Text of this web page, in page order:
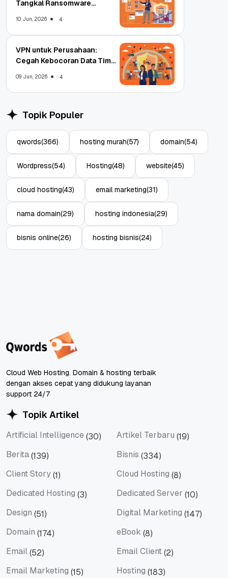
Tangkal Ransomware
10 Jun, 2026 4
VPN untuk Perusahaan:
Cegah Kebocoran Data Tim
09 Jun, 2026 4
Topik Populer
qwords(366) hosting murah(57) domain(54)
Wordpress(54) Hosting(48) website(45)
cloud hosting(43) email marketing(31)
nama domain(29) hosting indonesia(29)
bisnis online(26) hosting bisnis(24)
Cloud Web Hosting. Domain & hosting terbaik
dengan akses cepat yang didukung layanan
support 24/7
Topik Artikel
Artificial Intelligence (30) Artikel Terbaru (19)
Berita(139) Bisnis (334)
Client Story(1) Cloud Hosting (8)
Dedicated Hosting (3) Dedicated Server (10)
Design (51) Digital Marketing (147)
Domain (174) eBook (8)
Email(52) Email Client(2)
Email Marketing (15) Hosting (183)